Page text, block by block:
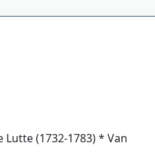
Lutte (1732-1783) * Van